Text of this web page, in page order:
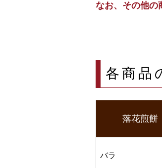
なお、その他の
各商品
落花煎餅
バラ